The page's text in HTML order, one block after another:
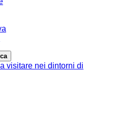
visitare nei dintorni di